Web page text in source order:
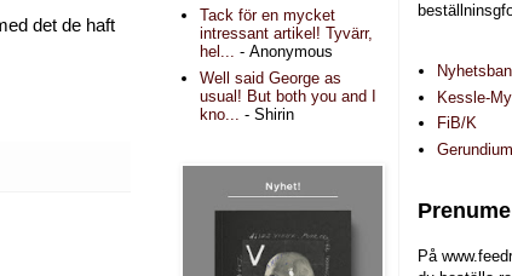
det de haft
Tack för en mycket
intressant artikel! Tyvärr,
hel... - Anonymous
Well said George as
usual! But both you and I
kno...
- Shirin
Kessle-
FiB/K
På